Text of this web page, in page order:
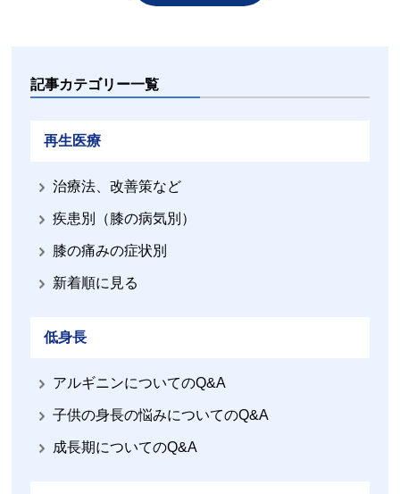
記事カテゴリー一覧
再生医療
治療法、改善策など
疾患別（膝の病気別）
膝の痛みの症状別
新着順に見る
低身長
アルギニンについてのQ&A
子供の身長の悩みについてのQ&A
成長期についてのQ&A